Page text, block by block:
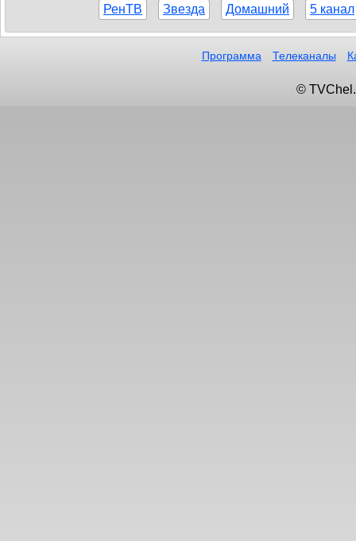
РенТВ Звезда Домашний 5 канал
Программа Телеканалы
©